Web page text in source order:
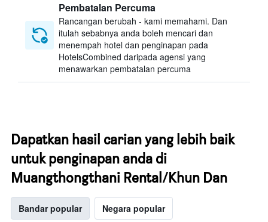
Pembatalan Percuma
Rancangan berubah - kami memahami. Dan
itulah sebabnya anda boleh mencari dan
menempah hotel dan penginapan pada
HotelsCombined daripada agensi yang
menawarkan pembatalan percuma
Dapatkan hasil carian yang lebih baik
untuk penginapan anda di
Muangthongthani Rental/Khun Dan
Bandar popular Negara popular